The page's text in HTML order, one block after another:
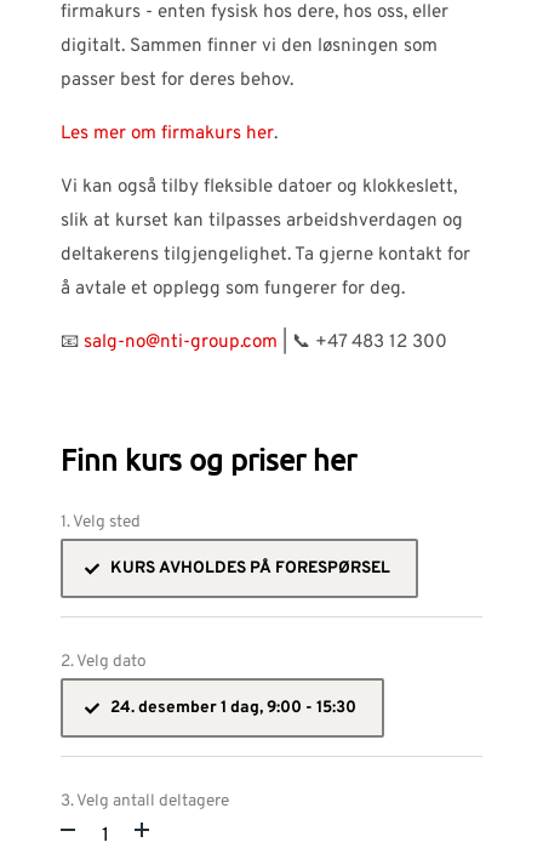
firmakurs - enten fysisk hos dere, hos oss, eller
digitalt. Sammen finner vi den løsningen som
passer best for deres behov.
Les mer om firmakurs her.
Vi kan også tilby fleksible datoer og klokkeslett,
slik at kurset kan tilpasses arbeidshverdagen og
deltakerens tilgjengelighet. Ta gjerne kontakt for
å avtale et opplegg som fungerer for deg.
📧 salg-no@nti-group.com | 📞 +47 483 12 300
Finn kurs og priser her
1. Velg sted
KURS AVHOLDES PÅ FORESPØRSEL
2. Velg dato
24. desember 1 dag, 9:00 - 15:30
3. Velg antall deltagere